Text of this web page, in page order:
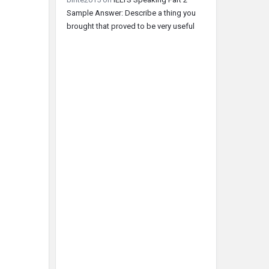
Sample Answer: Describe a thing you
brought that proved to be very useful